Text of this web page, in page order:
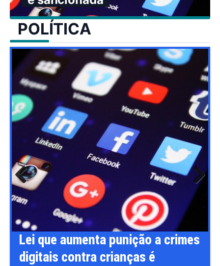
POLÍTICA
Lei que aumenta punição a crimes
digitais contra crianças é
Previ
ous
Next